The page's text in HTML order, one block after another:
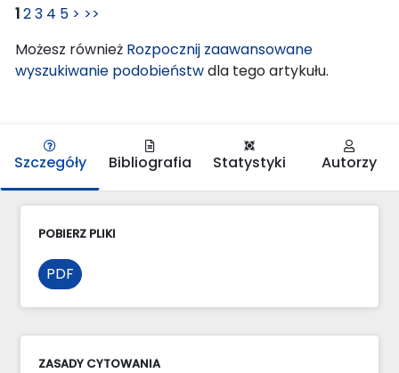
123 4 5 > >>
Możesz również Rozpocznij zaawansowane
wyszukiwanie podobieństwdla tego artykułu.
Szczegóły Bibliografia Statystyki Autorzy
POBIERZ PLIKI
PDF
ZASADY CYTOWANIA